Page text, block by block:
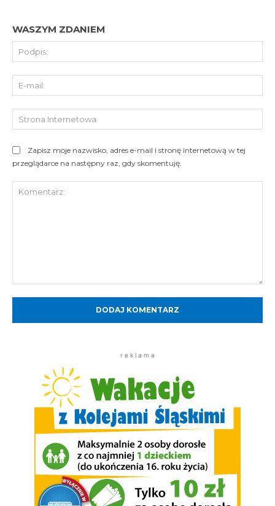
WASZYM ZDANIEM
Zapisz moje nazwisko, adres e-mail i stronę internetową w tej
przeglądarce na następny raz, gdy skomentuję.
r e k l a m a